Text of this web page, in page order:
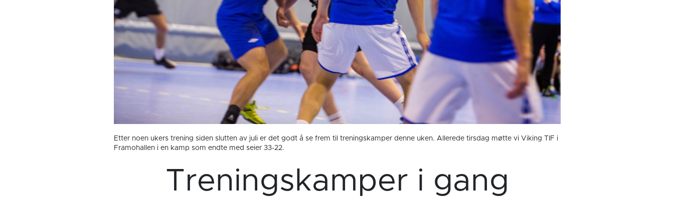
Etter noen ukers trening siden slutten av juli er det godt å se frem til treningskamper denne uken. Allerede tirsdag møtte vi Viking TIF i
Framohallen i en kamp som endte med seier 33-22.
Treningskamper i gang